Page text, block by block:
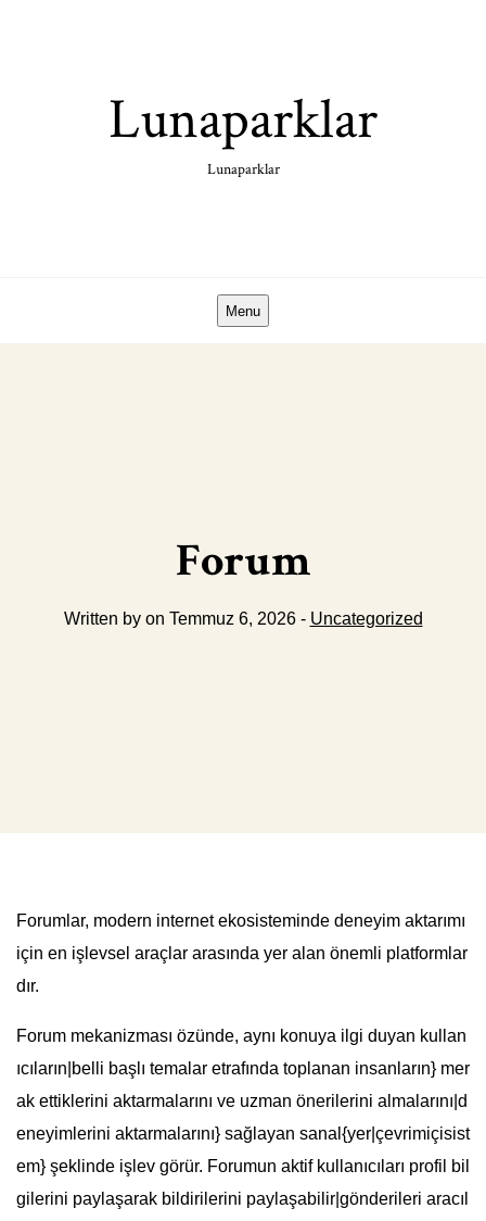
Lunaparklar
Lunaparklar
Menu
Forum
Written by on Temmuz 6, 2026 - Uncategorized
Forumlar, modern internet ekosisteminde deneyim aktarımı
için en işlevsel araçlar arasında yer alan önemli platformlar
dır.
Forum mekanizması özünde, aynı konuya ilgi duyan kullan
ıcıların|belli başlı temalar etrafında toplanan insanların} mer
ak ettiklerini aktarmalarını ve uzman önerilerini almalarını|d
eneyimlerini aktarmalarını} sağlayan sanal{yer|çevrimiçisist
em} şeklinde işlev görür. Forumun aktif kullanıcıları profil bil
gilerini paylaşarak bildirilerini paylaşabilir|gönderileri aracıl